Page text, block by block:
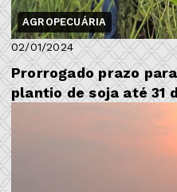
AGROPECUÁRIA
02/01/2024
Prorrogado prazo
plantio de soja até 31